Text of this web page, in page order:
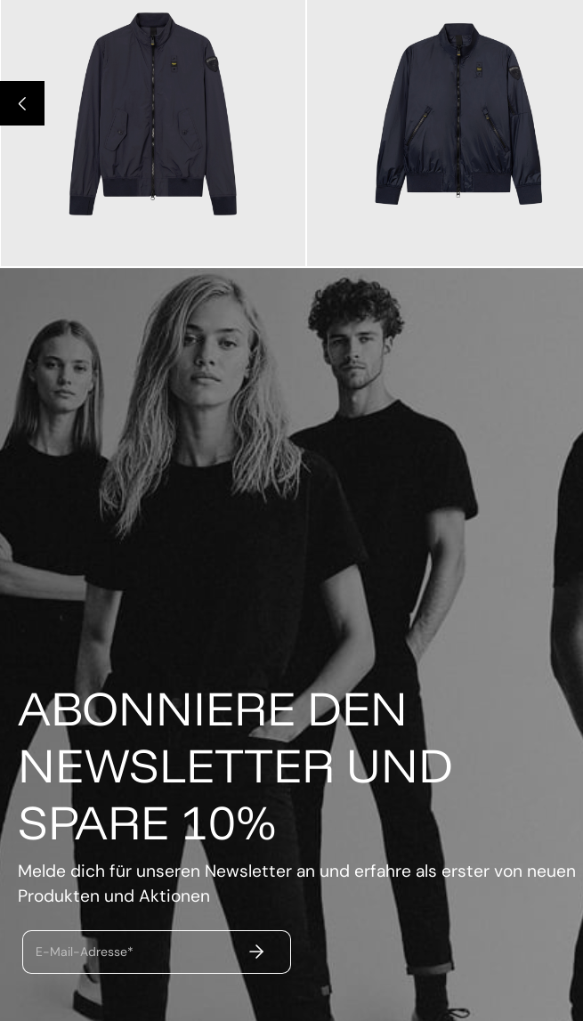
ABONNIERE DEN
NEWSLETTER UND
SPARE 10%
Melde dich für unseren Newsletter an und erfahre als erster von neuen
Produkten und Aktionen
E-Mail-Adresse*